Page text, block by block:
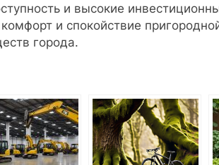
и высокие
и спокойствие
города.